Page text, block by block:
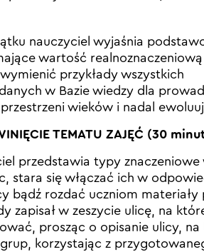
nauczyciel wyjaśnia
wartość
przykłady wszystkich
w Bazie wiedzy dla
wieków i nadal
TEMATU ZAJĘĆ (30
przedstawia typy
stara się włączać ich w
bądź rozdać uczniom
zapisał w zeszycie ulicę, na
prosząc o opisanie ulicy,
grup, korzystając z